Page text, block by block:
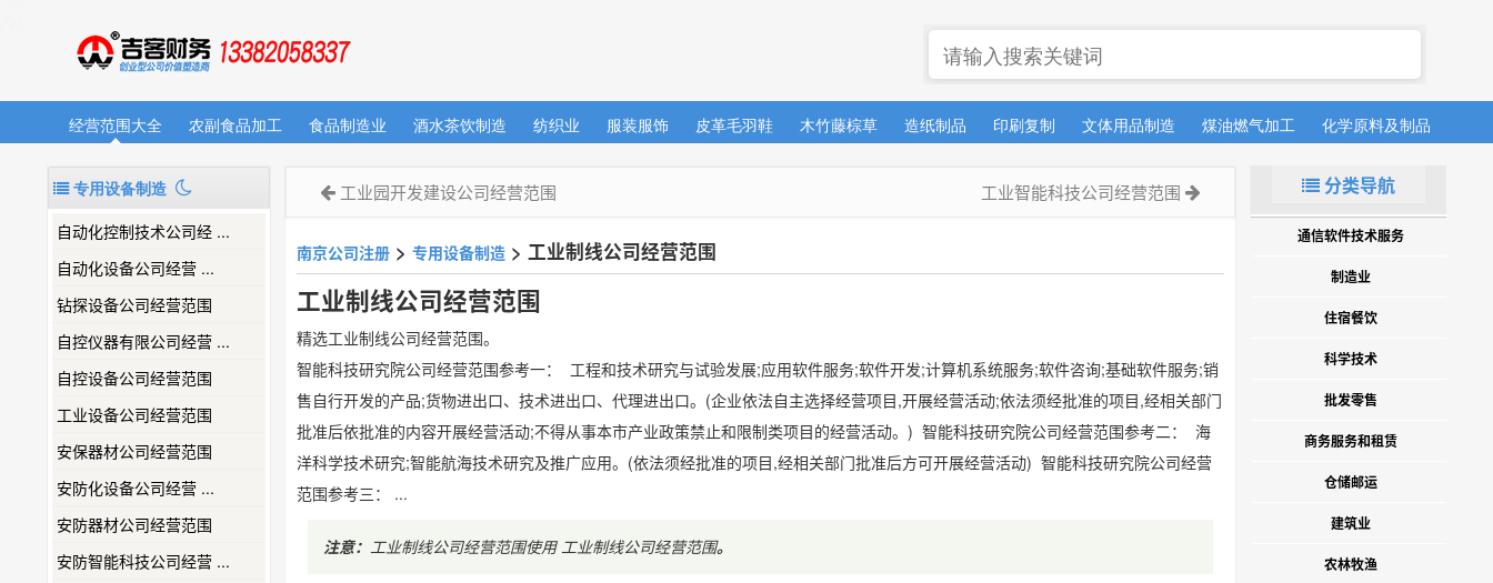
经营范围大全 农副食品加工 食品制造业 酒水茶饮制造 纺织业 服装服饰 皮革毛羽鞋 木竹藤棕草 造纸制品 印刷复制 文体用品制造 煤油燃气加工 化学原料及制品
专用设备制造
自动化控制技术公司经 ...
​自动化设备公司经营 ...
钻探设备公司经营范围
自控仪器有限公司经营 ...
自控设备公司经营范围
工业设备公司经营范围
安保器材公司经营范围
​安防化设备公司经营 ...
安防器材公司经营范围
安防智能科技公司经营 ...
工业园开发建设公司经营范围 工业智能科技公司经营范围
南京公司注册 > 专用设备制造 > 工业制线公司经营范围
工业制线公司经营范围
精选工业制线公司经营范围。
智能科技研究院公司经营范围参考一： 工程和技术研究与试验发展;应用软件服务;软件开发;计算机系统服务;软件咨询;基础软件服务;销
售自行开发的产品;货物进出口、技术进出口、代理进出口。(企业依法自主选择经营项目,开展经营活动;依法须经批准的项目,经相关部门
批准后依批准的内容开展经营活动;不得从事本市产业政策禁止和限制类项目的经营活动。) 智能科技研究院公司经营范围参考二： 海
洋科学技术研究;智能航海技术研究及推广应用。(依法须经批准的项目,经相关部门批准后方可开展经营活动) 智能科技研究院公司经营
范围参考三： ...
注意：工业制线公司经营范围使用工业制线公司经营范围。
分类导航
通信软件技术服务
制造业
住宿餐饮
科学技术
批发零售
商务服务和租赁
仓储邮运
建筑业
农林牧渔